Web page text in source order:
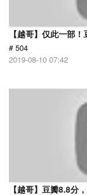
【越哥】仅此一部
# 504
2019-08-10 07:42
【越哥】豆瓣8.8分